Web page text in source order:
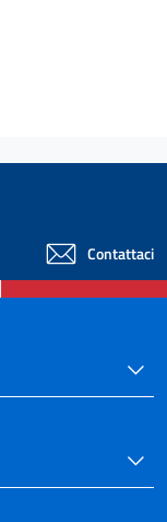
VIGILANZA SUI
Contattaci